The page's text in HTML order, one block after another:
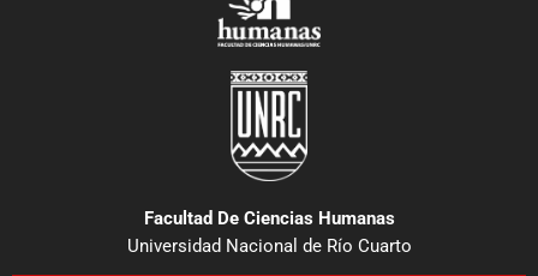
Facultad De Ciencias Humanas
Universidad Nacional de Río Cuarto